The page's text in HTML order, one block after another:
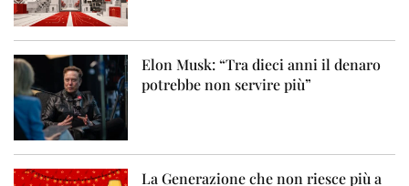
Elon Musk: “Tra dieci anni il denaro
potrebbe non servire più”
La Generazione che non riesce più a